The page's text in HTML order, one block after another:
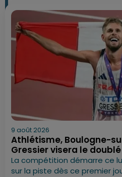
9 août 2026
Athlétisme, Boulogne-
Gressier visera le doublé
La compétition démarre ce
sur la piste dès ce premier